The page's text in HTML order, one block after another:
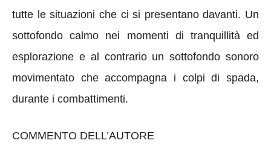
tutte le situazioni che ci si presentano davanti. Un
sottofondo calmo nei momenti di tranquillità ed
esplorazione e al contrario un sottofondo sonoro
movimentato che accompagna i colpi di spada,
durante i combattimenti.
COMMENTO DELL’AUTORE